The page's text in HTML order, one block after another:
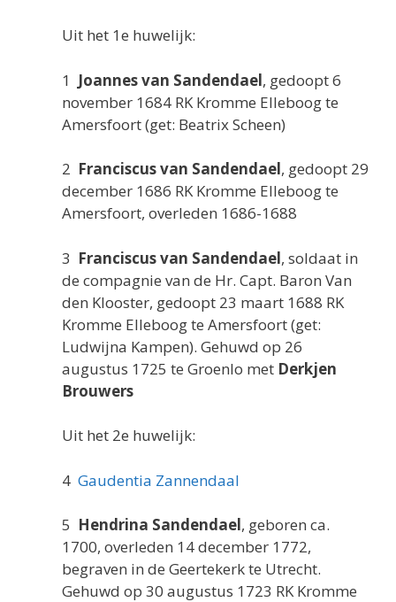
Uit het 1e huwelijk:
1 Joannes van Sandendael, gedoopt 6
november 1684 RK Kromme Elleboog te
Amersfoort (get: Beatrix Scheen)
2 Franciscus van Sandendael, gedoopt 29
december 1686 RK Kromme Elleboog te
Amersfoort, overleden 1686-1688
3 Franciscus van Sandendael, soldaat in
de compagnie van de Hr. Capt. Baron Van
den Klooster, gedoopt 23 maart 1688 RK
Kromme Elleboog te Amersfoort (get:
Ludwijna Kampen). Gehuwd op 26
augustus 1725 te Groenlo met Derkjen
Brouwers
Uit het 2e huwelijk:
4 Gaudentia Zannendaal
5 Hendrina Sandendael, geboren ca.
1700, overleden 14 december 1772,
begraven in de Geertekerk te Utrecht.
Gehuwd op 30 augustus 1723 RK Kromme